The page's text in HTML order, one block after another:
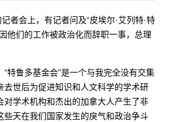
者会上，有记者问及“皮埃尔·艾列特·特
他们的工作被政治化而辞职一事，总理
特鲁多基金会”是一个与我完全没有交集
去世后为促进知识和人文科学的学术研
对学术机构和杰出的加拿大人产生了非
些天在我们国家发生的戾气和政治争斗